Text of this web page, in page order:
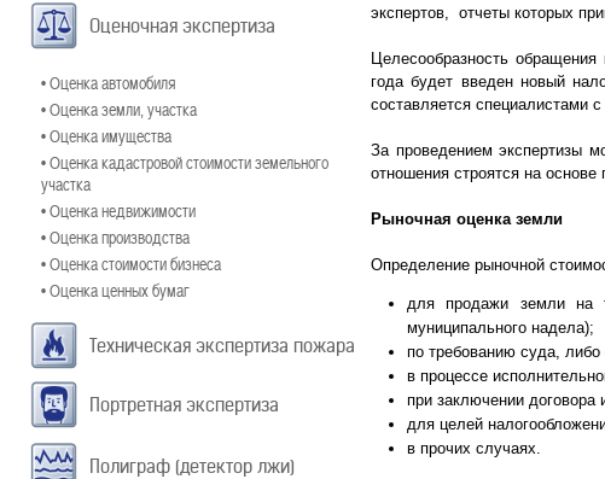
Оценочная экспертиза
• Оценка автомобиля
• Оценка земли, участка
• Оценка имущества
• Оценка кадастровой стоимости земельного
участка
• Оценка недвижимости
• Оценка производства
• Оценка стоимости бизнеса
• Оценка ценных бумаг
Техническая экспертиза пожара
Портретная экспертиза
Полиграф (детектор лжи)
экспертов, отчеты которых
Целесообразность
года будет введен новый
составляется специалистами
За проведением экспертизы
отношения строятся на основе
Рыночная оценка земли
Определение рыночной
для продажи земли на
муниципального надела);
по требованию суда, либо
в процессе
при заключении договора
для целей
в прочих случаях.